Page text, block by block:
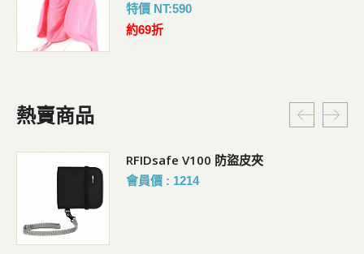
特價 NT:590
約69折
熱賣商品
RFIDsafe V100 防盜皮夾
會員價 : 1214